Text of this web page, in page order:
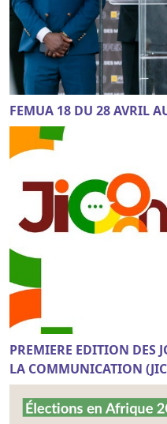
FEMUA 18 DU 28 AVRIL
PREMIERE EDITION DES
LA COMMUNICATION